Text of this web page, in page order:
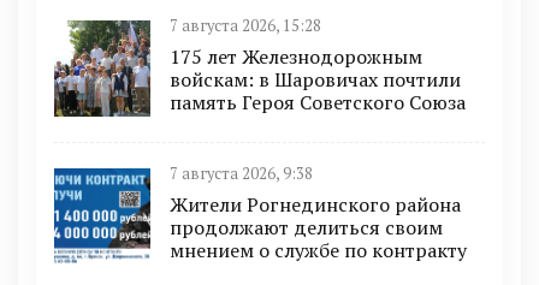
7 августа 2026, 15:28
175 лет Железнодорожным
войскам: в Шаровичах почтили
память Героя Советского Союза
7 августа 2026, 9:38
Жители Рогнединского района
продолжают делиться своим
мнением о службе по контракту